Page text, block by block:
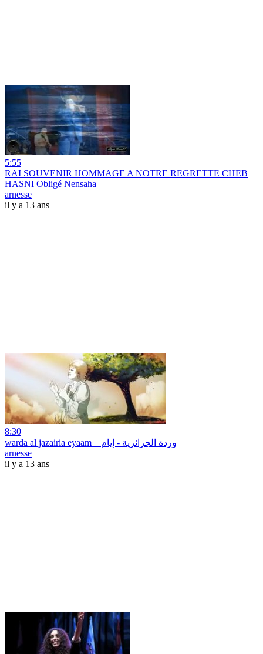
5:55
RAI SOUVENIR HOMMAGE A NOTRE REGRETTE CHEB
HASNI Obligé Nensaha
arnesse
il y a 13 ans
8:30
warda al jazairia eyaam _ وردة الجزائرية - إيام
arnesse
il y a 13 ans